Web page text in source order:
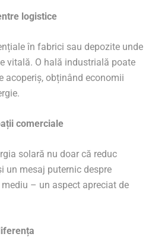
logistice
în fabrici sau depozite unde
vitală. O hală industrială poate
acoperiș, obținând economii
comerciale
solară nu doar că reduc
un mesaj puternic despre
– un aspect apreciat de